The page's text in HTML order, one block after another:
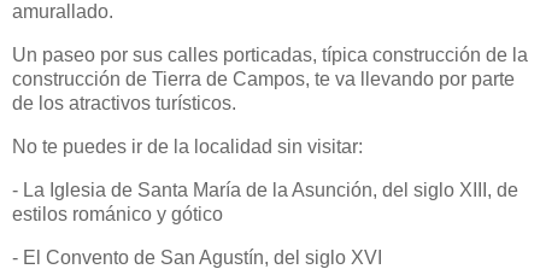
amurallado.
Un paseo por sus calles porticadas, típica construcción de la
construcción de Tierra de Campos, te va llevando por parte
de los atractivos turísticos.
No te puedes ir de la localidad sin visitar:
- La Iglesia de Santa María de la Asunción, del siglo XIII, de
estilos románico y gótico
- El Convento de San Agustín, del siglo XVI